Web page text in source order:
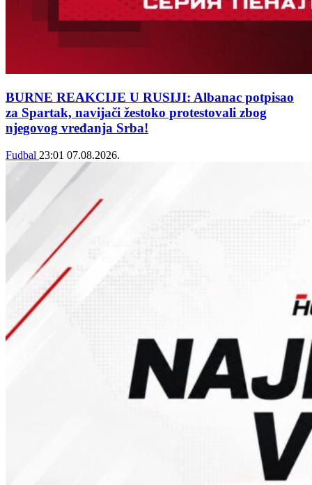
BURNE REAKCIJE U RUSIJI: Albanac potpisao
za Spartak, navijači žestoko protestovali zbog
njegovog vređanja Srba!
Fudbal 23:01 07.08.2026.